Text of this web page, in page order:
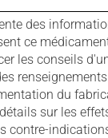
des
ce
les conseils
du
sur les
contre-